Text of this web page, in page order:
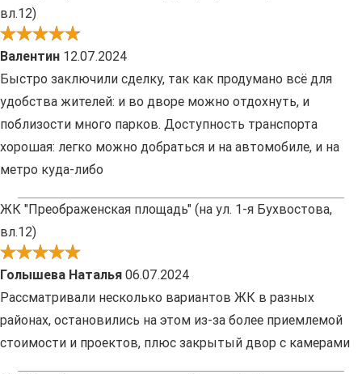
вл.12)
Валентин 12.07.2024
Быстро заключили сделку, так как продумано всё для
удобства жителей: и во дворе можно отдохнуть, и
поблизости много парков. Доступность транспорта
хорошая: легко можно добраться и на автомобиле, и на
метро куда-либо
ЖК "Преображенская площадь" (на ул. 1-я Бухвостова,
вл.12)
Голышева Наталья 06.07.2024
Рассматривали несколько вариантов ЖК в разных
районах, остановились на этом из-за более приемлемой
стоимости и проектов, плюс закрытый двор с камерами